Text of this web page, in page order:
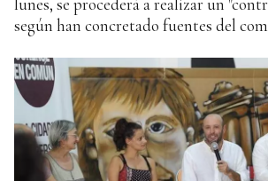
lunes, se procederá a realizar un
según han concretado fuentes del